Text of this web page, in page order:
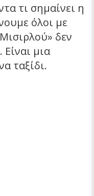
τι σημαίνει η
όλοι με
δεν
μια
ταξίδι.